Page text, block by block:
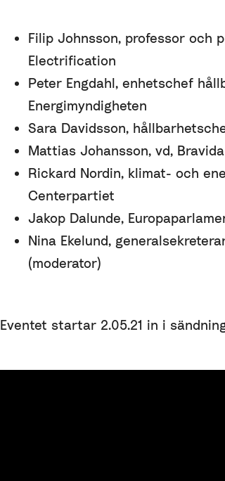
Filip Johnsson, professor och
Electrification
Peter Engdahl, enhetschef
Energimyndigheten
Sara Davidsson,
Mattias Johansson, vd, Bravida
Rickard Nordin, klimat- och
Centerpartiet
Jakop Dalunde,
Nina Ekelund,
(moderator)
Eventet startar 2.05.21 in i